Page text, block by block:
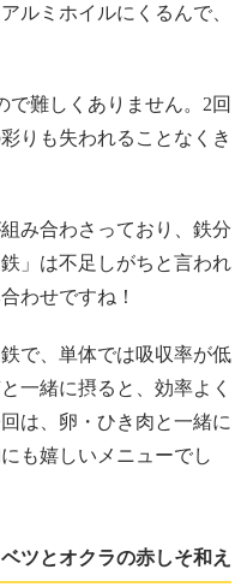
ルミホイルにくるんで、
で難しくありません。2回
りも失われることなくき
み合わさっており、鉄分
」は不足しがちと言われ
わせですね！
で、単体では吸収率が低
一緒に摂ると、効率よく
は、卵・ひき肉と一緒に
も嬉しいメニューでし
ツとオクラの赤しそ和え